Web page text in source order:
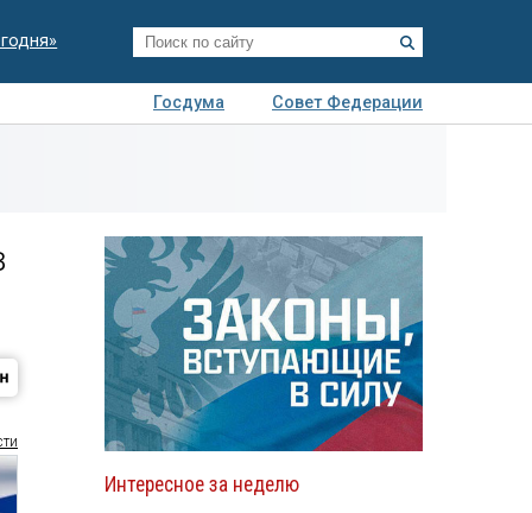
Госдума
Совет Федерации
Интересное за неделю